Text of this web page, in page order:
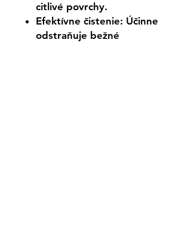
citlivé povrchy.
Efektívne čistenie: Účinne
odstraňuje bežné